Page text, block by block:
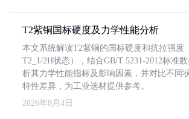
T2紫铜国标硬度及力学性能分析
本文系统解读T2紫铜的国标硬度和抗拉强度
T2_1/2H状态），结合GB/T 5231-2012标准
析其力学性能指标及影响因素，并对比不同
特性差异，为工业选材提供参考。
2026年8月4日